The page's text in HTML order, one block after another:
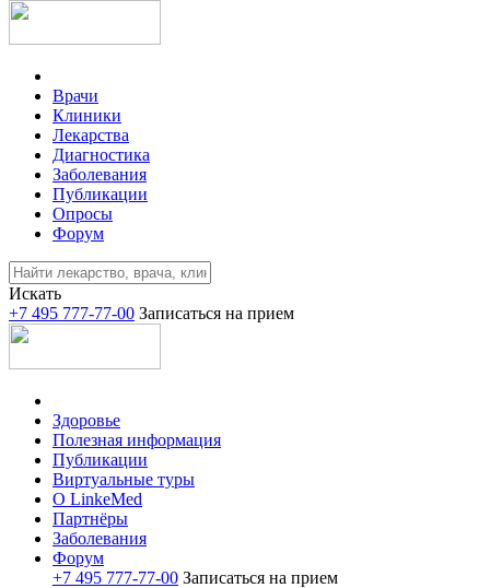
Врачи
Клиники
Лекарства
Диагностика
Заболевания
Публикации
Опросы
Форум
Искать
+7 495 777-77-00 Записаться на прием
Здоровье
Полезная информация
Публикации
Виртуальные туры
О LinkeMed
Партнёры
Заболевания
Форум
+7 495 777-77-00 Записаться на прием